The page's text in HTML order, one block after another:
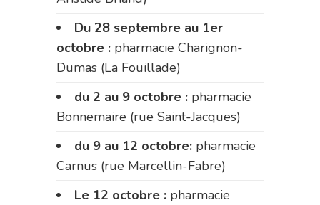
Du 28 septembre au 1er
octobre : pharmacie Charignon-
Dumas (La Fouillade)
du 2 au 9 octobre : pharmacie
Bonnemaire (rue Saint-Jacques)
du 9 au 12 octobre: pharmacie
Carnus (rue Marcellin-Fabre)
Le 12 octobre : pharmacie